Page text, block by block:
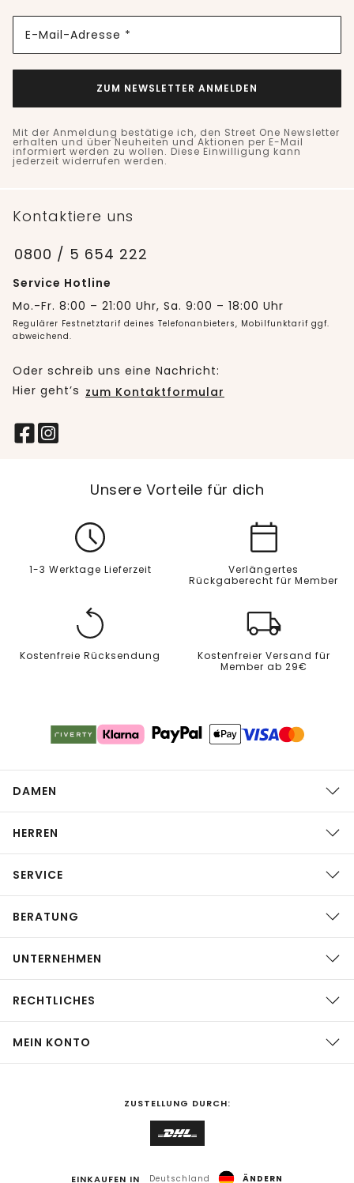
E-Mail-Adresse *
ZUM NEWSLETTER ANMELDEN
Mit der Anmeldung bestätige ich, den Street One Newsletter
erhalten und über Neuheiten und Aktionen per E-Mail
informiert werden zu wollen. Diese Einwilligung kann
jederzeit widerrufen werden.
Kontaktiere uns
0800 / 5 654 222
Service Hotline
Mo.-Fr. 8:00 – 21:00 Uhr, Sa. 9:00 – 18:00 Uhr
Regulärer Festnetztarif deines Telefonanbieters, Mobilfunktarif ggf.
abweichend.
Oder schreib uns eine Nachricht:
Hier geht’s zum Kontaktformular
Unsere Vorteile für dich
1-3 Werktage Lieferzeit
Verlängertes
Rückgaberecht für Member
Kostenfreie Rücksendung
Kostenfreier Versand für
Member ab 29€
DAMEN
HERREN
SERVICE
BERATUNG
UNTERNEHMEN
RECHTLICHES
MEIN KONTO
ZUSTELLUNG DURCH:
EINKAUFEN IN Deutschland ÄNDERN